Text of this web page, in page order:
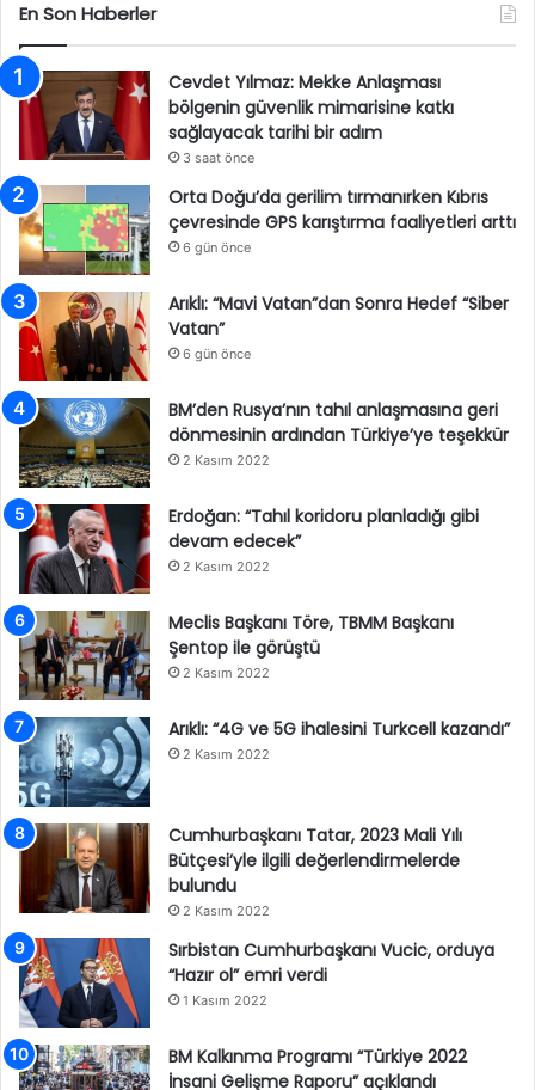
En Son Haberler
Cevdet Yılmaz: Mekke Anlaşması
bölgenin güvenlik mimarisine katkı
sağlayacak tarihi bir adım
3 saat önce
Orta Doğu’da gerilim tırmanırken Kıbrıs
çevresinde GPS karıştırma faaliyetleri arttı
6 gün önce
Arıklı: “Mavi Vatan”dan Sonra Hedef “Siber
Vatan”
6 gün önce
BM’den Rusya’nın tahıl anlaşmasına geri
dönmesinin ardından Türkiye’ye teşekkür
2 Kasım 2022
Erdoğan: “Tahıl koridoru planladığı gibi
devam edecek”
2 Kasım 2022
Meclis Başkanı Töre, TBMM Başkanı
Şentop ile görüştü
2 Kasım 2022
Arıklı: “4G ve 5G ihalesini Turkcell kazandı”
2 Kasım 2022
Cumhurbaşkanı Tatar, 2023 Mali Yılı
Bütçesi’yle ilgili değerlendirmelerde
bulundu
2 Kasım 2022
Sırbistan Cumhurbaşkanı Vucic, orduya
“Hazır ol” emri verdi
1 Kasım 2022
BM Kalkınma Programı “Türkiye 2022
İnsani Gelişme Raporu” açıklandı